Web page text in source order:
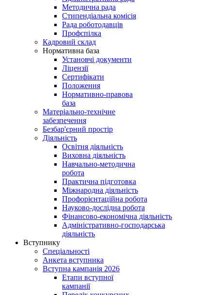
Методична рада
Стипендіальна комісія
Рада роботодавців
Профспілка
Кадровий склад
Нормативна база
Установчі документи
Ліцензії
Сертифікати
Положення
Нормативно-правова
база
Матеріально-технічне
забезпечення
Безбар'єрний простір
Діяльність
Освітня діяльність
Виховна діяльність
Навчально-методична
робота
Практична підготовка
Міжнародна діяльність
Профорієнтаційна робота
Науково-дослідна робота
Фінансово-економічна діяльність
Адміністративно-господарська
діяльність
Вступнику
Спеціальності
Анкета вступника
Вступна кампанія 2026
Етапи вступної
кампанії